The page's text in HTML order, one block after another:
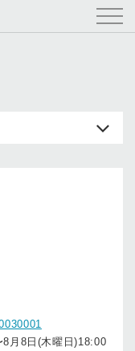
月8日(木曜日)18:00